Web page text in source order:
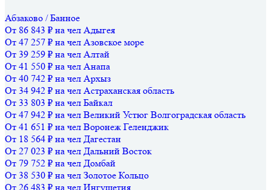
Абзаково / Банное
От 86 843 ₽ на чел Адыгея
От 47 257 ₽ на чел Азовское море
От 39 259 ₽ на чел Алтай
От 41 550 ₽ на чел Анапа
От 40 742 ₽ на чел Архыз
От 34 942 ₽ на чел Астраханская область
От 33 803 ₽ на чел Байкал
От 47 942 ₽ на чел Великий Устюг Волгоградская область
От 41 651 ₽ на чел Воронеж Геленджик
От 18 564 ₽ на чел Дагестан
От 27 023 ₽ на чел Дальний Восток
От 79 752 ₽ на чел Домбай
От 38 530 ₽ на чел Золотое Кольцо
От 26 483 ₽ на чел Ингушетия